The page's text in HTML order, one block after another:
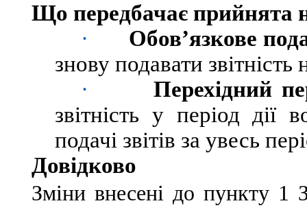
Що передбачає прийнята
·
Обов’язкове
знову подавати звітність
·
Перехідний
звітність у період дії
подачі звітів за увесь
Довідково
Зміни внесені до пункту 1